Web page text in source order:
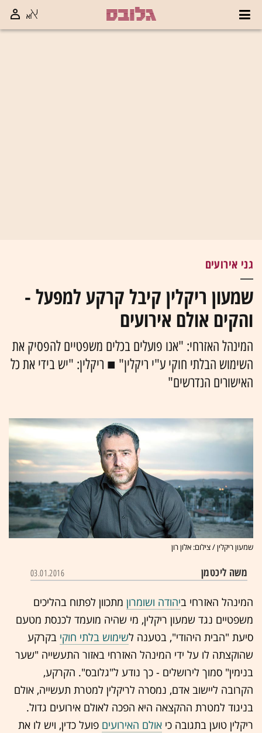
גני אירועים
שמעון ריקלין קיבל קרקע למפעל -
והקים אולם אירועים
המינהל האזרחי: "אנו פועלים בכלים משפטיים להפסיק את
השימוש הבלתי חוקי ע"י ריקלין" ■ ריקלין: "יש בידי את כל
האישורים הנדרשים"
שמעון ריקלין / צילום: אלון רון
משה ליכטמן 03.01.2016
המינהל האזרחי ביהודה ושומרון מתכוון לפתוח בהליכים
משפטיים נגד שמעון ריקלין, מי שהיה מועמד לכנסת מטעם
סיעת "הבית היהודי", בטענה לשימוש בלתי חוקי בקרקע
שהוקצתה לו על ידי המינהל האזרחי באזור התעשייה "שער
בנימין" סמוך לירושלים - כך נודע ל"גלובס". הקרקע,
הקרובה ליישוב אדם, נמסרה לריקלין למטרת תעשייה, אולם
בניגוד למטרת ההקצאה היא הפכה לאולם אירועים גדול.
ריקלין טוען בתגובה כי אולם האירועים פועל כדין, ויש לו את